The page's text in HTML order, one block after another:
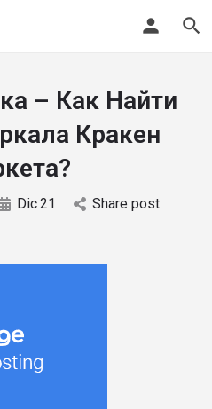
– Как Найти
Кракен
Dic21 Share post